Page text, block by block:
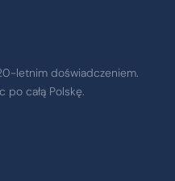
letnim doświadczeniem.
po całą Polskę.